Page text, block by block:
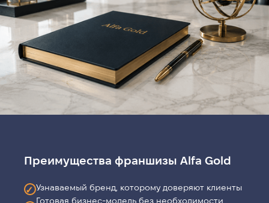
Преимущества франшизы Alfa Gold
✓ Узнаваемый бренд, которому доверяют клиенты
Готовая бизнес-модель без необходимости